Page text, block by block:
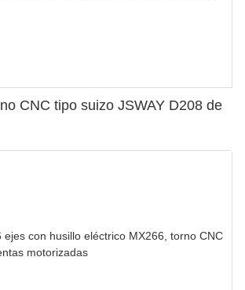
CNC tipo suizo JSWAY D208 de